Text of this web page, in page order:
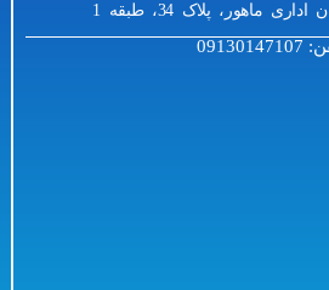
ماهور، پلاک 34، طبقه 1